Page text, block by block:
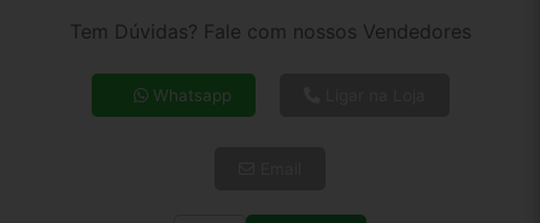
4x de R$ 21,06
5x de R$ 17,07
Tem Dúvidas? Fale com nossos Vendedores
Whatsapp